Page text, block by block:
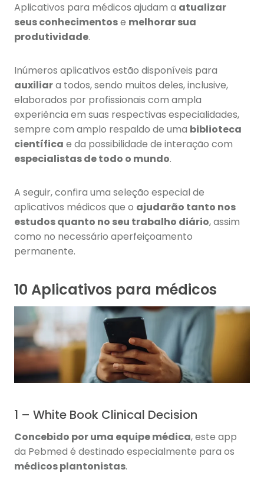
Aplicativos para médicos ajudam a atualizar
seus conhecimentose melhorar sua
produtividade.
Inúmeros aplicativos estão disponíveis para
auxiliara todos, sendo muitos deles, inclusive,
elaborados por profissionais com ampla
experiência em suas respectivas especialidades,
sempre com amplo respaldo de uma biblioteca
científica e da possibilidade de interação com
especialistas de todo o mundo.
A seguir, confira uma seleção especial de
aplicativos médicos que o ajudarão tanto nos
estudos quanto no seu trabalho diário, assim
como no necessário aperfeiçoamento
permanente.
10 Aplicativos para médicos
1 – White Book Clinical Decision
Concebido por uma equipe médica, este app
da Pebmed é destinado especialmente para os
médicos plantonistas.